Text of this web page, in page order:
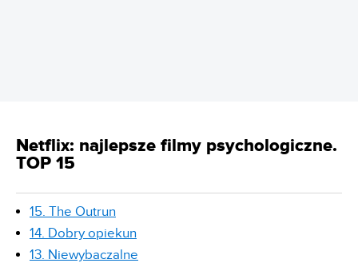
Netflix: najlepsze filmy psychologiczne.
TOP 15
15. The Outrun
14. Dobry opiekun
13. Niewybaczalne